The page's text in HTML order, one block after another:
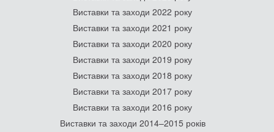
Виставки та заходи 2022 року
Виставки та заходи 2021 року
Виставки та заходи 2020 року
Виставки та заходи 2019 року
Виставки та заходи 2018 року
Виставки та заходи 2017 року
Виставки та заходи 2016 року
Виставки та заходи 2014–2015 років